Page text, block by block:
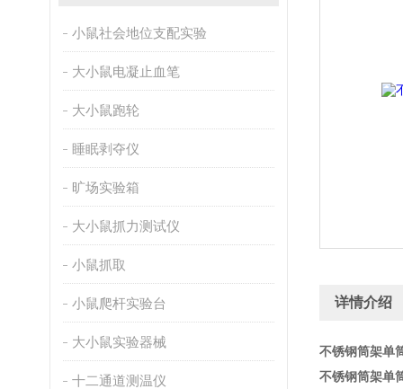
小鼠社会地位支配实验
大小鼠电凝止血笔
大小鼠跑轮
睡眠剥夺仪
旷场实验箱
大小鼠抓力测试仪
小鼠抓取
小鼠爬杆实验台
大小鼠实验器械
十二通道测温仪
详情介绍
不锈钢筒架单
不锈钢筒架单